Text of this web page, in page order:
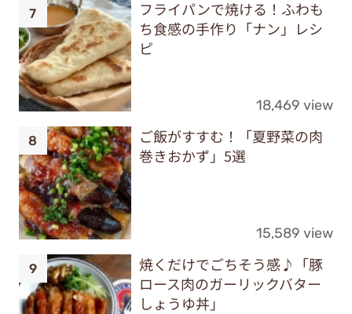
フライパンで焼ける！ふわも
ち食感の手作り「ナン」レシ
ピ
18,469 view
ご飯がすすむ！「夏野菜の肉
巻きおかず」5選
15,589 view
焼くだけでごちそう感♪「豚
ロース肉のガーリックバター
しょうゆ丼」